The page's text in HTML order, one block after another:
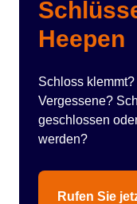
Heepen
Schloss
Vergessene?
geschlossen
werden?
Rufen Sie